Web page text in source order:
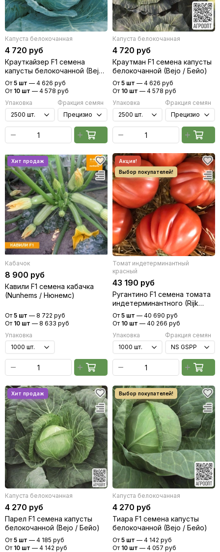
Капуста белокочанная
4 720 руб
Крауткайзер F1 семена
капусты белокочанной (Bejo /
Бейо)
От 5 шт — 4 626 руб
От 10 шт — 4 578 руб
Упаковка
Фракция семян
Капуста белокочанная
4 720 руб
Краутман F1 семена капусты
белокочанной (Bejo / Бейо)
От 5 шт — 4 626 руб
От 10 шт — 4 578 руб
Упаковка
Фракция семян
Кабачок
8 900 руб
Кавили F1 семена кабачка
(Nunhems / Нюнемс)
От 5 шт — 8 722 руб
От 10 шт — 8 633 руб
Упаковка
Томат индетерминантный
красный
43 190 руб
Ругантино F1 семена томата
индетерминантного (Rijk
Zwaan / Райк Цваан)
От 5 шт — 40 690 руб
От 10 шт — 40 266 руб
Упаковка
Фракция семян
Капуста белокочанная
4 270 руб
Парел F1 семена капусты
белокочанной (Bejo / Бейо)
От 5 шт — 4 185 руб
От 10 шт — 4 142 руб
Капуста белокочанная
4 270 руб
Тиара F1 семена капусты
белокочанной (Bejo / Бейо)
От 5 шт — 4 142 руб
От 10 шт — 4 057 руб